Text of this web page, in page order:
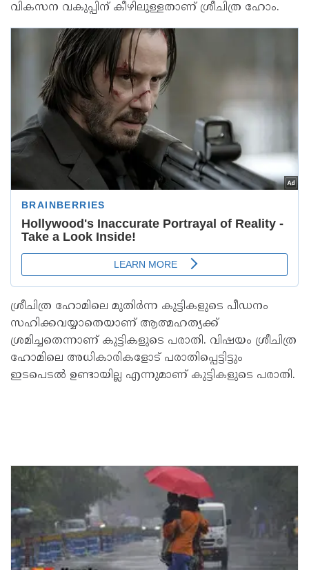
വികസന വകുപ്പിന് കീഴിലുള്ളതാണ് ശ്രീചിത്ര ഹോം.
ശ്രീചിത്ര ഹോമിലെ മുതിർന്ന കുട്ടികളുടെ പീഡനം
സഹിക്കവയ്യാതെയാണ് ആത്മഹത്യക്ക്
ശ്രമിച്ചതെന്നാണ് കുട്ടികളുടെ പരാതി. വിഷയം ശ്രീചിത്ര
ഹോമിലെ അധികാരികളോട് പരാതിപ്പെട്ടിട്ടും
ഇടപെടൽ ഉണ്ടായില്ല എന്നുമാണ് കുട്ടികളുടെ പരാതി.